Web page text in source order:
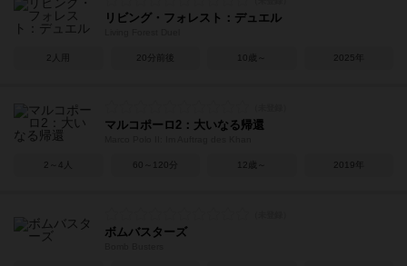
リビング・フォレスト：デュエル
2人用 20分前後 10歳～ 2025年
マルコポーロ2：大いなる帰還
2～4人 60～120分 12歳～ 2019年
ボムバスターズ